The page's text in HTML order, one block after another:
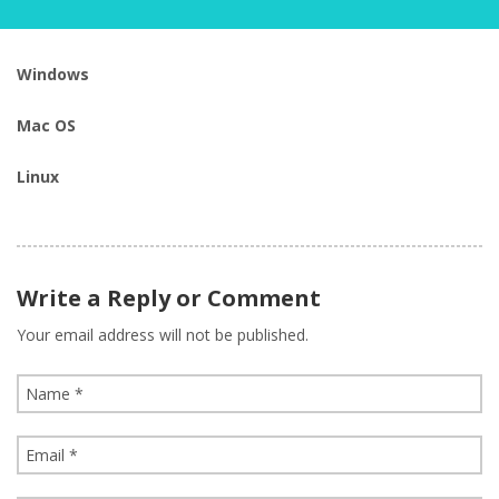
Windows
Mac OS
Linux
Write a Reply or Comment
Your email address will not be published.